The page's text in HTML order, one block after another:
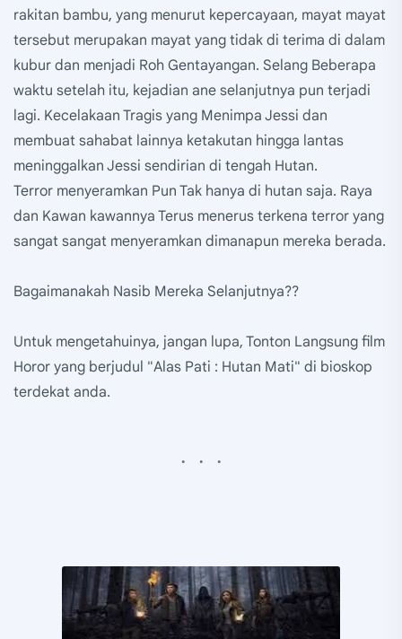
rakitan bambu, yang menurut kepercayaan, mayat mayat
tersebut merupakan mayat yang tidak di terima di dalam
kubur dan menjadi Roh Gentayangan. Selang Beberapa
waktu setelah itu, kejadian ane selanjutnya pun terjadi
lagi. Kecelakaan Tragis yang Menimpa Jessi dan
membuat sahabat lainnya ketakutan hingga lantas
meninggalkan Jessi sendirian di tengah Hutan.
Terror menyeramkan Pun Tak hanya di hutan saja. Raya
dan Kawan kawannya Terus menerus terkena terror yang
sangat sangat menyeramkan dimanapun mereka berada.
Bagaimanakah Nasib Mereka Selanjutnya??
Untuk mengetahuinya, jangan lupa, Tonton Langsung film
Horor yang berjudul "Alas Pati : Hutan Mati" di bioskop
terdekat anda.